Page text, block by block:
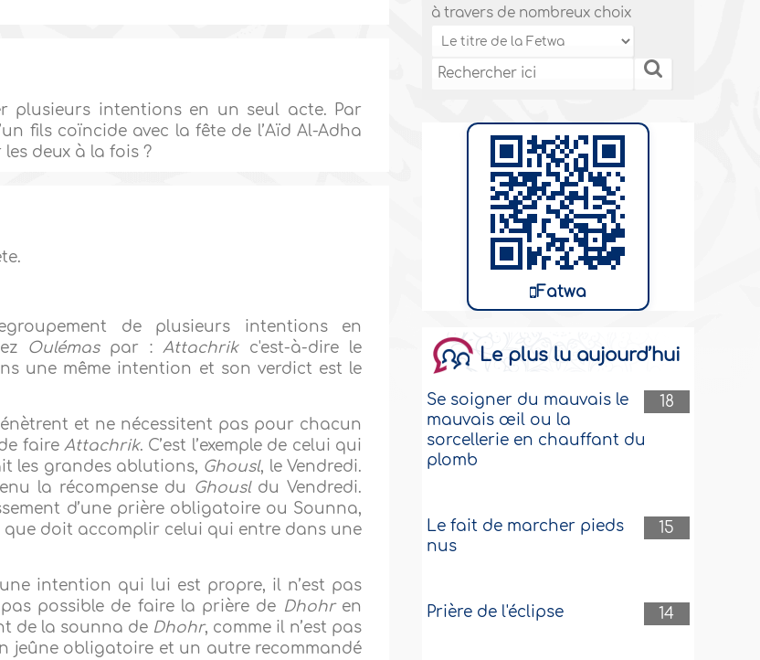
plusieurs intentions en un seul acte. Par
fils coïncide avec la fête de l’Aïd Al-Adha
deux à la fois ?
de plusieurs intentions en
Oulémaspar :Attachrikc'est-à-dire le
une même intention et son verdict est le
et ne nécessitent pas pour chacun
faire Attachrik. C’est l’exemple de celui qui
les grandes ablutions, Ghousl, le Vendredi.
la récompense du Ghousldu Vendredi.
d’une prière obligatoire ou Sounna,
que doit accomplir celui qui entre dans une
intention qui lui est propre, il n’est pas
possible de faire la prière de Dhohren
de la sounna de Dhohr, comme il n’est pas
jeûne obligatoire et un autre recommandé
à travers de nombreux choix
Fatwa
Le plus lu aujourd’hui
18
Se soigner du mauvais le
mauvais œil ou la
sorcellerie en chauffant du
plomb
15
Le fait de marcher pieds
nus
14
Prière de l'éclipse